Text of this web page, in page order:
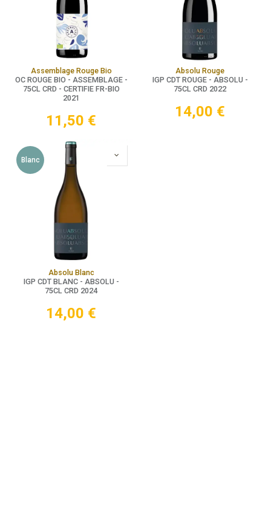
Assemblage Rouge Bio
OC ROUGE BIO - ASSEMBLAGE -
75CL CRD - CERTIFIE FR-BIO
2021
11,50 €
Absolu Rouge
IGP CDT ROUGE - ABSOLU -
75CL CRD 2022
14,00 €
Blanc
Absolu Blanc
IGP CDT BLANC - ABSOLU -
75CL CRD 2024
14,00 €